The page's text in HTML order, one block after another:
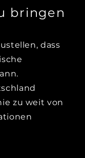
bringen
dass
zu weit von